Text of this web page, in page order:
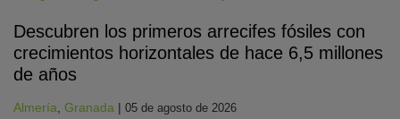
Descubren los primeros arrecifes fósiles con
crecimientos horizontales de hace 6,5 millones
de años
Almería Granada | 05 de agosto de 2026